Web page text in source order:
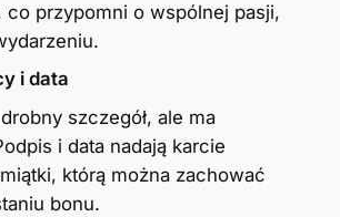
co przypomni o wspólnej pasji,
i data
szczegół, ale ma
i data nadają karcie
którą można zachować
bonu.